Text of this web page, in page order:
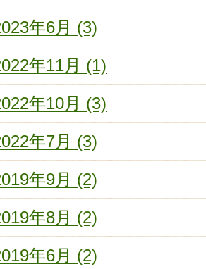
年6月 (3)
年11月 (1)
年10月 (3)
年7月 (3)
年9月 (2)
年8月 (2)
年6月 (2)